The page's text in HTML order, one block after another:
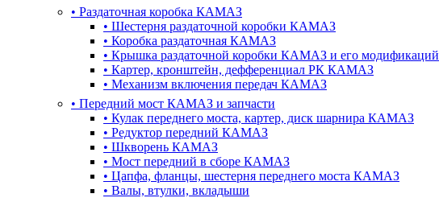
• Раздаточная коробка КАМАЗ
• Шестерня раздаточной коробки КАМАЗ
• Коробка раздаточная КАМАЗ
• Крышка раздаточной коробки КАМАЗ и его модификаций
• Картер, кронштейн, дефференциал РК КАМАЗ
• Механизм включения передач КАМАЗ
• Передний мост КАМАЗ и запчасти
• Кулак переднего моста, картер, диск шарнира КАМАЗ
• Редуктор передний КАМАЗ
• Шкворень КАМАЗ
• Мост передний в сборе КАМАЗ
• Цапфа, фланцы, шестерня переднего моста КАМАЗ
• Валы, втулки, вкладыши